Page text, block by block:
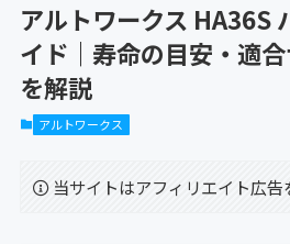
アルトワークス HA36S
イド｜寿命の目安・適
を解説
アルトワークス
当サイトはアフィリエイト広告